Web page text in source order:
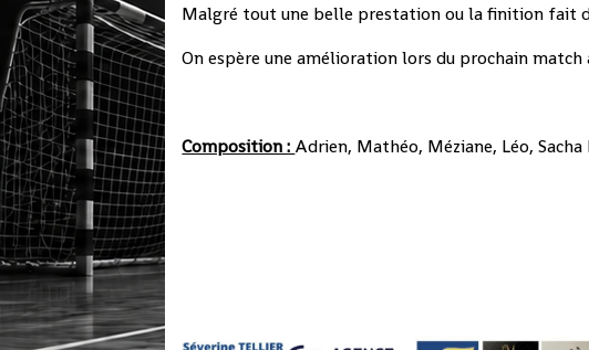
Malgré tout une belle prestation ou la finition fait
On espère une amélioration lors du prochain match
Composition : Adrien, Mathéo, Méziane, Léo,